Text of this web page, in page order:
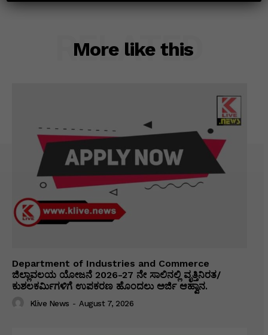
More like this
RELATED
Department of Industries and Commerce
ಜಿಲ್ಲಾವಲಯ ಯೋಜನೆ 2026-27 ನೇ ಸಾಲಿನಲ್ಲಿ ವೃತ್ತಿನಿರತ/
ಕುಶಲಕರ್ಮಿಗಳಿಗೆ ಉಪಕರಣ ಹೊಂದಲು ಅರ್ಜಿ ಆಹ್ವಾನ.
Klive News - August 7, 2026